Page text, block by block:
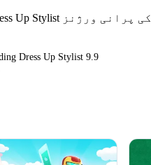
Super Wedding Dress Up Stylist کی پرانی ورژنز
Dress Up Stylist 9.9